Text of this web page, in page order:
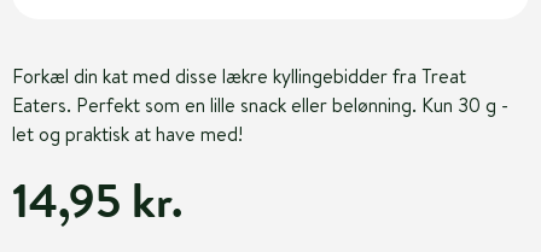
Forkæl din kat med disse lækre kyllingebidder fra Treat
Eaters. Perfekt som en lille snack eller belønning. Kun 30 g -
let og praktisk at have med!
14,95 kr.